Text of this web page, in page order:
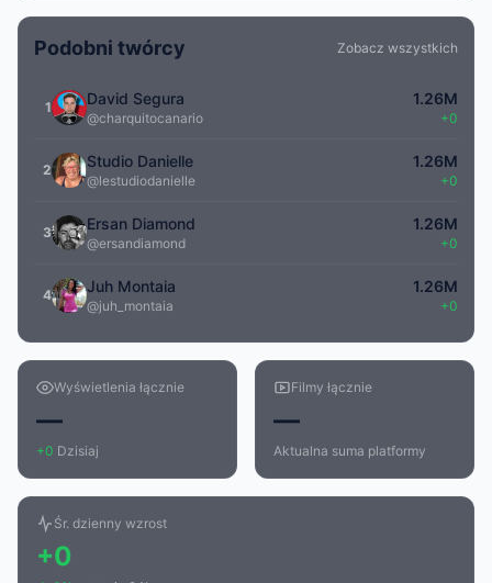
Podobni twórcy Zobacz wszystkich
1 David Segura
@charquitocanario
1.26M
+0
2 Studio Danielle
@lestudiodanielle
1.26M
+0
3 Ersan Diamond
@ersandiamond
1.26M
+0
4 Juh Montaia
@juh_montaia
1.26M
+0
Wyświetlenia łącznie
—
+0 Dzisiaj
Filmy łącznie
—
Aktualna suma platformy
Śr. dzienny wzrost
+0